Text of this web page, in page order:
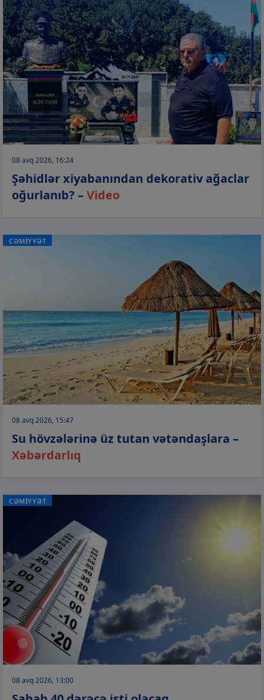
08 avq 2026, 16:24
Şəhidlər xiyabanından dekorativ ağaclar
oğurlanıb? –Video
CƏMİYYƏT
08 avq 2026, 15:47
Su hövzələrinə üz tutan vətəndaşlara –
Xəbərdarlıq
CƏMİYYƏT
08 avq 2026, 13:00